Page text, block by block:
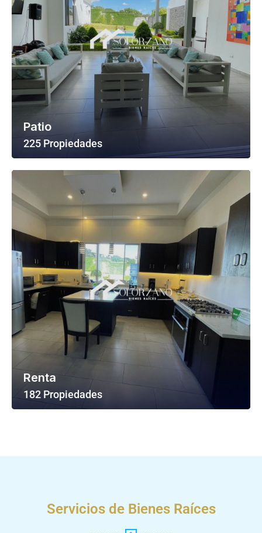
Patio
225 Propiedades
Ver Todas Las Propiedades
Renta
182 Propiedades
Servicios de Bienes Raíces